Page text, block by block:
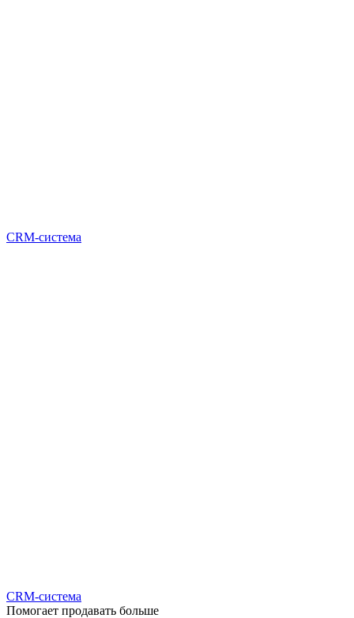
CRM-система
CRM-система
Помогает продавать больше